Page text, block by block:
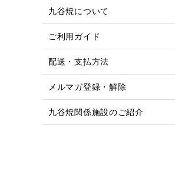
九谷焼について
ご利用ガイド
配送・支払方法
メルマガ登録・解除
九谷焼関係施設のご紹介